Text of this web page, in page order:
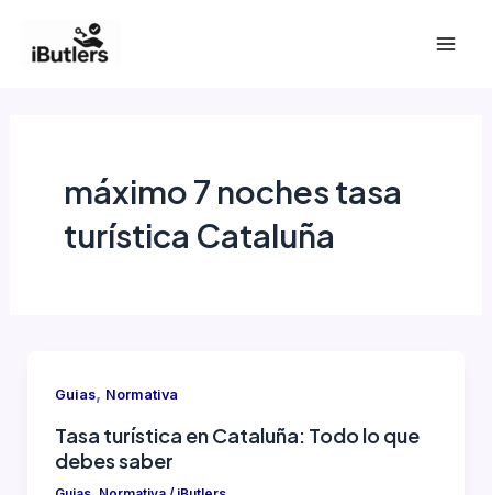
máximo 7 noches tasa
turística Cataluña
Guias, Normativa
Tasa turística en Cataluña: Todo lo que
debes saber